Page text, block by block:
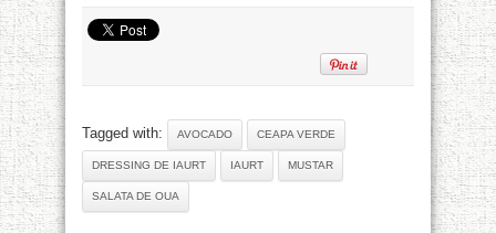
Tagged with: AVOCADO CEAPA VERDE
DRESSING DE IAURT IAURT MUSTAR
SALATA DE OUA